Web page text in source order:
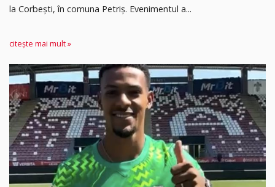
la Corbești, în comuna Petriș. Evenimentul a...
citește mai mult »